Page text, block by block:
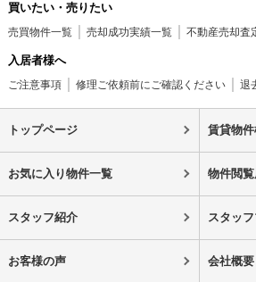
買いたい・売りたい
売買物件一覧 売却成功実績一覧 不動産売却査
入居者様へ
ご注意事項 修理ご依頼前にご確認ください 退
トップページ 賃貸物
お気に入り物件一覧 物件閲
スタッフ紹介 スタッ
お客様の声 会社概要